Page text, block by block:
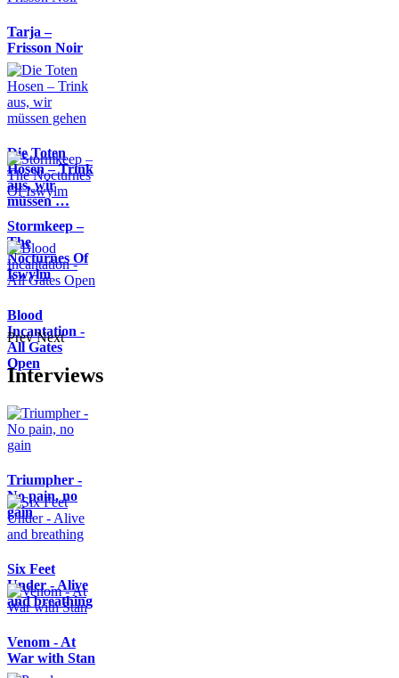
Tarja –
Frisson Noir
Die Toten
Hosen – Trink
aus, wir
müssen …
Stormkeep –
The
Nocturnes Of
Iswylm
Blood
Incantation -
All Gates
Open
Prev Next
Interviews
Triumpher -
No pain, no
gain
Six Feet
Under - Alive
and breathing
Venom - At
War with Stan